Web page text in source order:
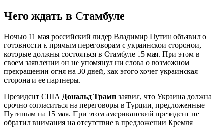
Чего ждать в Стамбуле
Ночью 11 мая российский лидер Владимир Путин объявил о
готовности к прямым переговорам с украинской стороной,
которые должны состояться в Стамбуле 15 мая. При этом в
своем заявлении он не упомянул ни слова о возможном
прекращении огня на 30 дней, как этого хочет украинская
сторона и ее партнеры.
Президент США Дональд Трамп заявил, что Украина должна
срочно согласиться на переговоры в Турции, предложенные
Путиным на 15 мая. При этом американский президент не
обратил внимания на отсутствие в предложении Кремля